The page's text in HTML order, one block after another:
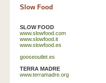
Slow Food
SLOW FOOD
www.slowfood.com
www.slowfood.it
www.slowfood.es
gooseoutlet.es
TERRA MADRE
www.terramadre.org